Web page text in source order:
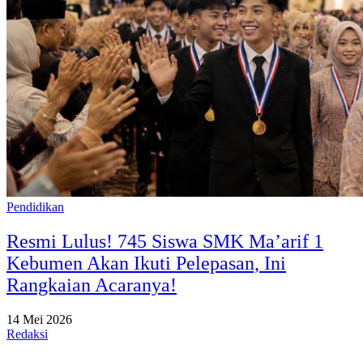
Pendidikan
Resmi Lulus! 745 Siswa SMK Ma’arif 1
Kebumen Akan Ikuti Pelepasan, Ini
Rangkaian Acaranya!
14 Mei 2026
Redaksi